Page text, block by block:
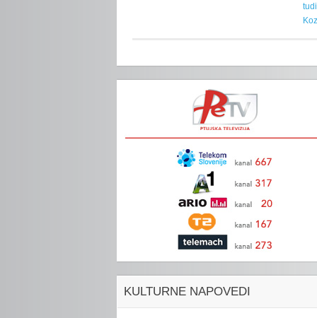
KULTURNE NAPOVEDI